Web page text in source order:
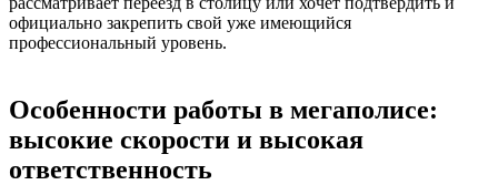
официально закрепить свой уже имеющийся
профессиональный уровень.
Особенности работы в мегаполисе:
высокие скорости и высокая
ответственность